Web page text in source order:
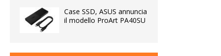
Case SSD, ASUS annuncia
il modello ProArt PA40SU